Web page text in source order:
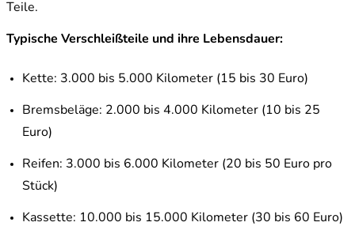
Teile.
Typische Verschleißteile und ihre Lebensdauer:
Kette: 3.000 bis 5.000 Kilometer (15 bis 30 Euro)
Bremsbeläge: 2.000 bis 4.000 Kilometer (10 bis 25
Euro)
Reifen: 3.000 bis 6.000 Kilometer (20 bis 50 Euro pro
Stück)
Kassette: 10.000 bis 15.000 Kilometer (30 bis 60 Euro)